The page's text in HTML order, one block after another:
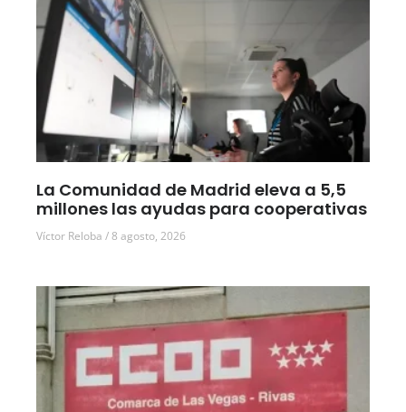
La Comunidad de Madrid eleva a 5,5
millones las ayudas para cooperativas
Víctor Reloba 8 agosto, 2026